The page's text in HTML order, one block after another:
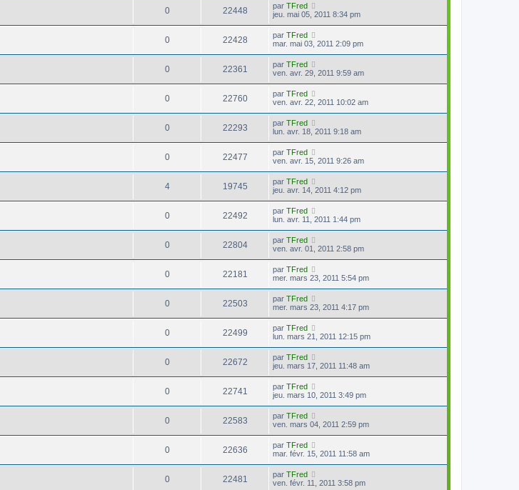
0 22448 par TFred
jeu. mai 05, 2011 8:34 pm
0 22428 par TFred
mar. mai 03, 2011 2:09 pm
0 22361 par TFred
ven. avr. 29, 2011 9:59 am
0 22760 par TFred
ven. avr. 22, 2011 10:02 am
0 22293 par TFred
lun. avr. 18, 2011 9:18 am
0 22477 par TFred
ven. avr. 15, 2011 9:26 am
4 19745 par TFred
jeu. avr. 14, 2011 4:12 pm
0 22492 par TFred
lun. avr. 11, 2011 1:44 pm
0 22804 par TFred
ven. avr. 01, 2011 2:58 pm
0 22181 par TFred
mer. mars 23, 2011 5:54 pm
0 22503 par TFred
mer. mars 23, 2011 4:17 pm
0 22499 par TFred
lun. mars 21, 2011 12:15 pm
0 22672 par TFred
jeu. mars 17, 2011 11:48 am
0 22741 par TFred
jeu. mars 10, 2011 3:49 pm
0 22583 par TFred
ven. mars 04, 2011 2:59 pm
0 22636 par TFred
mar. févr. 15, 2011 11:58 am
0 22481 par TFred
ven. févr. 11, 2011 3:58 pm